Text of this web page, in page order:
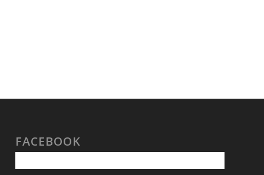
FACEBOOK